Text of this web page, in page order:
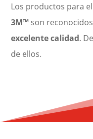
Los productos para el
3M™ son
excelente calidad.
de ellos.